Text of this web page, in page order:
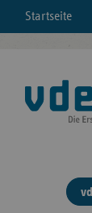
Startseite